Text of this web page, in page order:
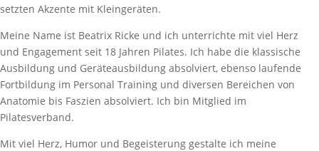
setzten Akzente mit Kleingeräten.
Meine Name ist Beatrix Ricke und ich unterrichte mit viel Herz
und Engagement seit 18 Jahren Pilates. Ich habe die klassische
Ausbildung und Geräteausbildung absolviert, ebenso laufende
Fortbildung im Personal Training und diversen Bereichen von
Anatomie bis Faszien absolviert. Ich bin Mitglied im
Pilatesverband.
Mit viel Herz, Humor und Begeisterung gestalte ich meine